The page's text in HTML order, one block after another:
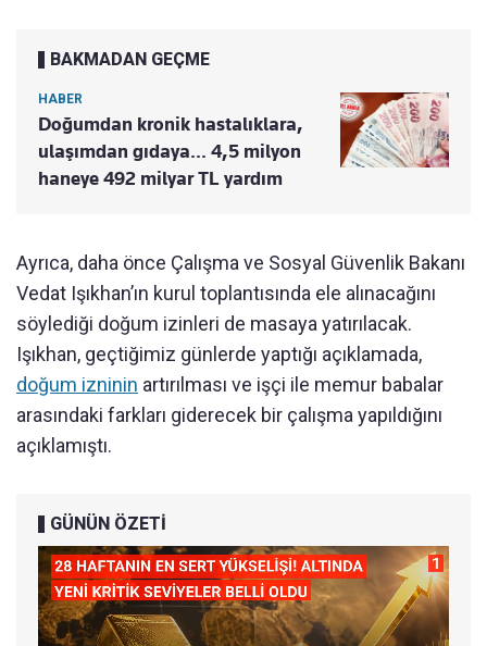
BAKMADAN GEÇME
HABER
Doğumdan kronik hastalıklara,
ulaşımdan gıdaya... 4,5 milyon
haneye 492 milyar TL yardım
Ayrıca, daha önce Çalışma ve Sosyal Güvenlik Bakanı
Vedat Işıkhan’ın kurul toplantısında ele alınacağını
söylediği doğum izinleri de masaya yatırılacak.
Işıkhan, geçtiğimiz günlerde yaptığı açıklamada,
doğum izninin artırılması ve işçi ile memur babalar
arasındaki farkları giderecek bir çalışma yapıldığını
açıklamıştı.
GÜNÜN ÖZETİ